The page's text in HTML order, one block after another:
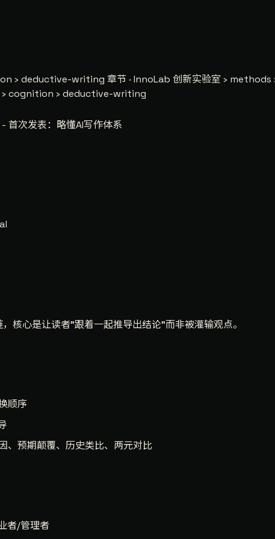
› deductive-writing 章节 · InnoLab 创新实验室 ›
› cognition › deductive-writing
首次发表：略懂AI写作体系
心是让读者"跟着一起推导出结论"而非被灌输观点。
顺序
、预期颠覆、历史类比、两元对比
者/管理者